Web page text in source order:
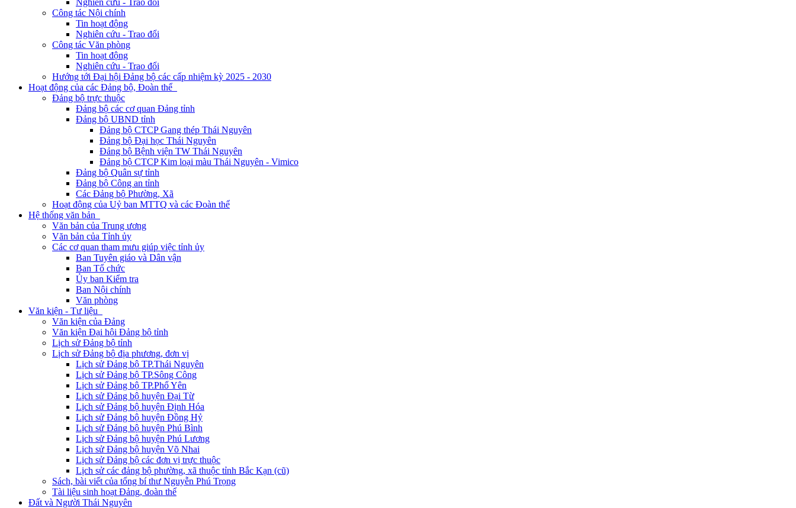
Nghiên cứu - Trao đổi
Công tác Nội chính
Tin hoạt động
Nghiên cứu - Trao đổi
Công tác Văn phòng
Tin hoạt động
Nghiên cứu - Trao đổi
Hướng tới Đại hội Đảng bộ các cấp nhiệm kỳ 2025 - 2030
Hoạt động của các Đảng bộ, Đoàn thể
Đảng bộ trực thuộc
Đảng bộ các cơ quan Đảng tỉnh
Đảng bộ UBND tỉnh
Đảng bộ CTCP Gang thép Thái Nguyên
Đảng bộ Đại học Thái Nguyên
Đảng bộ Bệnh viện TW Thái Nguyên
Đảng bộ CTCP Kim loại màu Thái Nguyên - Vimico
Đảng bộ Quân sự tỉnh
Đảng bộ Công an tỉnh
Các Đảng bộ Phường, Xã
Hoạt động của Uỷ ban MTTQ và các Đoàn thể
Hệ thống văn bản
Văn bản của Trung ương
Văn bản của Tỉnh ủy
Các cơ quan tham mưu giúp việc tỉnh ủy
Ban Tuyên giáo và Dân vận
Ban Tổ chức
Ủy ban Kiểm tra
Ban Nội chính
Văn phòng
Văn kiện - Tư liệu
Văn kiện của Đảng
Văn kiện Đại hội Đảng bộ tỉnh
Lịch sử Đảng bộ tỉnh
Lịch sử Đảng bộ địa phương, đơn vị
Lịch sử Đảng bộ TP.Thái Nguyên
Lịch sử Đảng bộ TP.Sông Công
Lịch sử Đảng bộ TP.Phổ Yên
Lịch sử Đảng bộ huyện Đại Từ
Lịch sử Đảng bộ huyện Định Hóa
Lịch sử Đảng bộ huyện Đồng Hỷ
Lịch sử Đảng bộ huyện Phú Bình
Lịch sử Đảng bộ huyện Phú Lương
Lịch sử Đảng bộ huyện Võ Nhai
Lịch sử Đảng bộ các đơn vị trực thuộc
Lịch sử các đảng bộ phường, xã thuộc tỉnh Bắc Kạn (cũ)
Sách, bài viết của tổng bí thư Nguyễn Phú Trọng
Tài liệu sinh hoạt Đảng, đoàn thể
Đất và Người Thái Nguyên